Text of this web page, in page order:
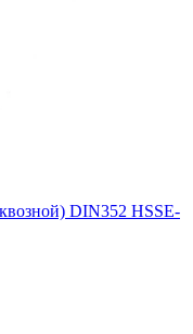
DIN352 HSSE-